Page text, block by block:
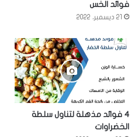
فوائد الخس
21 ديسمبر، 2022
4 فوائد مذهلة لتناول سلطة
الخضراوات